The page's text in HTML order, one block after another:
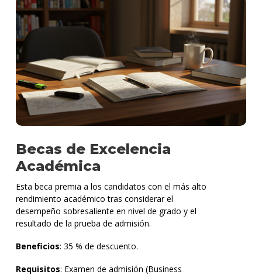
Becas de Excelencia
Académica
Esta beca premia a los candidatos con el más alto
rendimiento académico tras considerar el
desempeño sobresaliente en nivel de grado y el
resultado de la prueba de admisión.
Beneficios: 35 % de descuento.
Requisitos: Examen de admisión (Business